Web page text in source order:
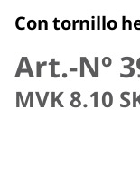
Con tornillo
Art.-Nº
MVK 8.10